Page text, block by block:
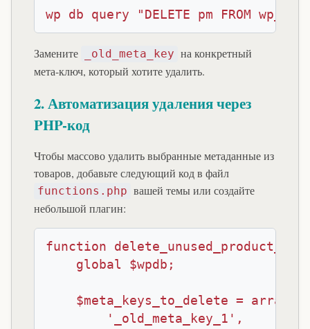
wp db query "DELETE pm FROM
Замените _old_meta_key на конкретный
мета-ключ, который хотите удалить.
2. Автоматизация удаления через
PHP-код
Чтобы массово удалить выбранные метаданные из
товаров, добавьте следующий код в файл
functions.php вашей темы или создайте
небольшой плагин:
function
    global $wpdb;
    $meta_keys_to_delete = array(
        '_old_meta_key_1',